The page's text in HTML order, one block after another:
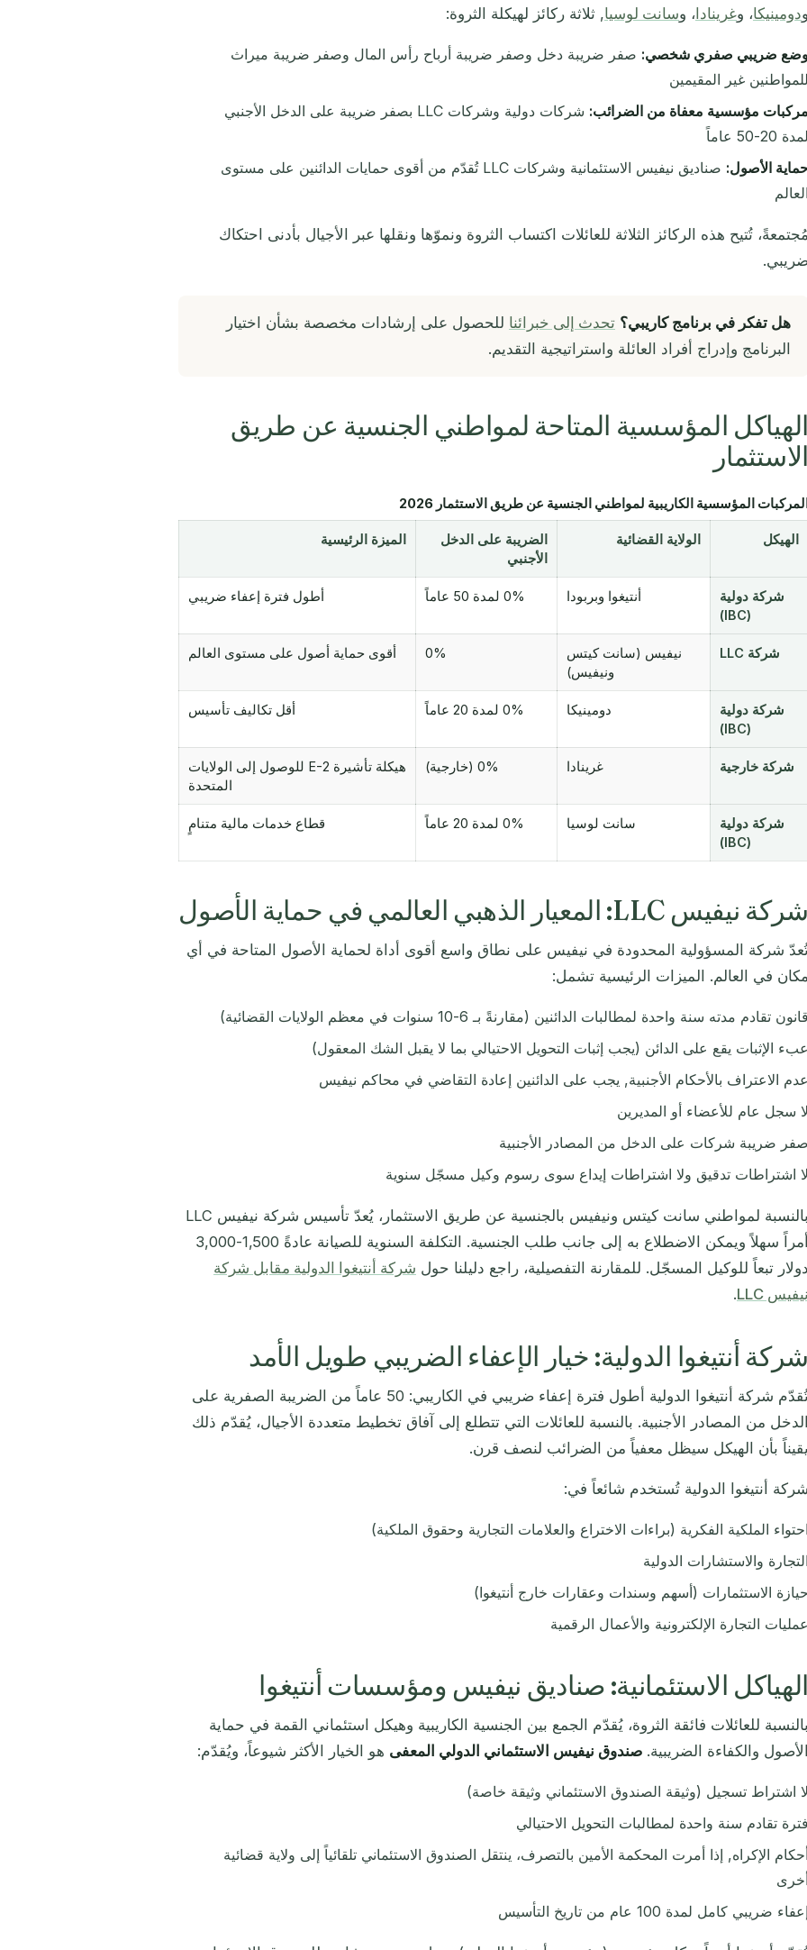
ودومينيكا، وغرينادا ، وسانت لوسيا, ثلاثة ركائز لهيكلة الثروة:
ضريبي صفري شخصي: صفر ضريبة دخل وصفر ضريبة أرباح رأس المال وصفر ضريبة ميراث
للمواطنين غير المقيمين
مركبات مؤسسية معفاة من الضرائب:
شركات دولية وشركات LLC بصفر ضريبة على الدخل الأجنبي
لمدة 20-50 عاماً
الأصول:
صناديق نيفيس الاستئمانية وشركات LLC تُقدّم من أقوى حمايات الدائنين على مستوى
العالم
مُجتمعةً، تُتيح هذه الركائز الثلاثة للعائلات اكتساب الثروة ونموّها ونقلها عبر الأجيال بأدنى احتكاك
هل تفكر في برنامج كاريبي؟ تحدث إلى خبرائنا للحصول على إرشادات مخصصة بشأن اختيار
البرنامج وإدراج أفراد العائلة واستراتيجية التقديم.
الهياكل المؤسسية المتاحة لمواطني الجنسية عن طريق
الاستثمار
المركبات المؤسسية الكاريبية لمواطني الجنسية عن طريق الاستثمار 2026
الهيكل الولاية القضائية
الضريبة على الدخل
الأجنبي
الميزة الرئيسية
شركة دولية
(IBC)
أنتيغوا وبربودا 0% لمدة 50 عاماً أطول فترة إعفاء ضريبي
شركة LLC
نيفيس (سانت كيتس
ونيفيس)
0% أقوى حماية أصول على مستوى العالم
شركة دولية
(IBC)
دومينيكا 0% لمدة 20 عاماً أقل تكاليف تأسيس
شركة خارجية غرينادا 0% (خارجية)
هيكلة تأشيرة E-2 للوصول إلى الولايات
المتحدة
شركة دولية
(IBC)
سانت لوسيا 0% لمدة 20 عاماً قطاع خدمات مالية متنامٍ
شركة نيفيس LLC: المعيار الذهبي العالمي في حماية الأصول
شركة المسؤولية المحدودة في نيفيس على نطاق واسع أقوى أداة لحماية الأصول المتاحة في أي
مكان في العالم. الميزات الرئيسية تشمل:
قانون تقادم مدته سنة واحدة لمطالبات الدائنين (مقارنةً بـ 6-10 سنوات في معظم الولايات القضائية)
عبء الإثبات يقع على الدائن (يجب إثبات التحويل الاحتيالي بما لا يقبل الشك المعقول)
عدم الاعتراف بالأحكام الأجنبية, يجب على الدائنين إعادة التقاضي في محاكم نيفيس
لا سجل عام للأعضاء أو المديرين
صفر ضريبة شركات على الدخل من المصادر الأجنبية
لا اشتراطات تدقيق ولا اشتراطات إيداع سوى رسوم وكيل مسجّل سنوية
بالنسبة لمواطني سانت كيتس ونيفيس بالجنسية عن طريق الاستثمار، يُعدّ تأسيس شركة نيفيس LLC
أمراً سهلاً ويمكن الاضطلاع به إلى جانب طلب الجنسية. التكلفة السنوية للصيانة عادةً 1,500-3,000
دولار تبعاً للوكيل المسجّل. للمقارنة التفصيلية، راجع دليلنا حول شركة أنتيغوا الدولية مقابل شركة
نيفيس LLC
.
شركة أنتيغوا الدولية: خيار الإعفاء الضريبي طويل الأمد
تُقدّم شركة أنتيغوا الدولية أطول فترة إعفاء ضريبي في الكاريبي: 50 عاماً من الضريبة الصفرية على
الدخل من المصادر الأجنبية. بالنسبة للعائلات التي تتطلع إلى آفاق تخطيط متعددة الأجيال، يُقدّم ذلك
يقيناً بأن الهيكل سيظل معفياً من الضرائب لنصف قرن.
شركة أنتيغوا الدولية تُستخدم شائعاً في:
احتواء الملكية الفكرية (براءات الاختراع والعلامات التجارية وحقوق الملكية)
التجارة والاستشارات الدولية
حيازة الاستثمارات (أسهم وسندات وعقارات خارج أنتيغوا)
عمليات التجارة الإلكترونية والأعمال الرقمية
الهياكل الاستئمانية: صناديق نيفيس ومؤسسات أنتيغوا
بالنسبة للعائلات فائقة الثروة، يُقدّم الجمع بين الجنسية الكاريبية وهيكل استئماني القمة في حماية
الأصول والكفاءة الضريبية. صندوق نيفيس الاستئماني الدولي المعفى هو الخيار الأكثر شيوعاً، ويُقدّم:
لا اشتراط تسجيل (وثيقة الصندوق الاستئماني وثيقة خاصة)
فترة تقادم سنة واحدة لمطالبات التحويل الاحتيالي
أحكام الإكراه, إذا أمرت المحكمة الأمين بالتصرف، ينتقل الصندوق الاستئماني تلقائياً إلى ولاية قضائية
أخرى
إعفاء ضريبي كامل لمدة 100 عام من تاريخ التأسيس